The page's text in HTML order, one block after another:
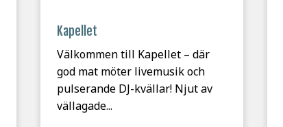
Kapellet
Välkommen till Kapellet – där
god mat möter livemusik och
pulserande DJ-kvällar! Njut av
vällagade...